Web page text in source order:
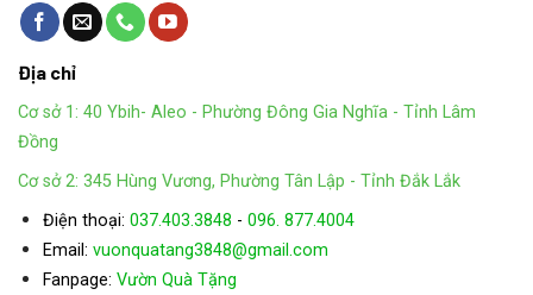
Địa chỉ
Cơ sở 1: 40 Ybih- Aleo - Phường Đông Gia Nghĩa - Tỉnh Lâm
Đồng
Cơ sở 2: 345 Hùng Vương, Phường Tân Lập - Tỉnh Đắk Lắk
Điện thoại: 037.403.3848 - 096. 877.4004
Email: vuonquatang3848@gmail.com
Fanpage: Vườn Quà Tặng